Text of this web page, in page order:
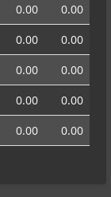
0.00
0.00
0.00
0.00
0.00
0.00
0.00
0.00
0.00 0.00